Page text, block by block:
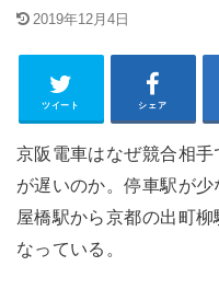
2019年12月4日
ツイート シェア
京阪電車はなぜ競合相
が遅いのか。停車駅が
屋橋駅から京都の出町
なっている。